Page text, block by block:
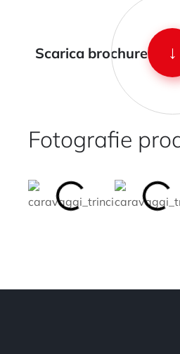
Scarica brochure ↓
Fotografie